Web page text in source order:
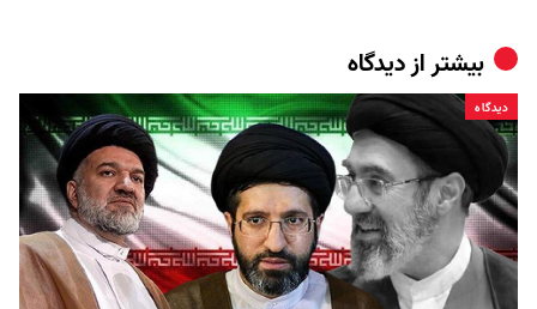
بیشتر ازدیدگاه
دیدگاه